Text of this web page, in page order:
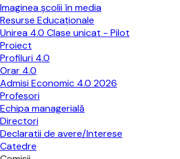
Imaginea şcolii în media
Resurse Educaționale
Unirea 4.0 Clase unicat - Pilot
Proiect
Profiluri 4.0
Orar 4.0
Admisi Economic 4.0 2026
Profesori
Echipa managerială
Directori
Declaratii de avere/Interese
Catedre